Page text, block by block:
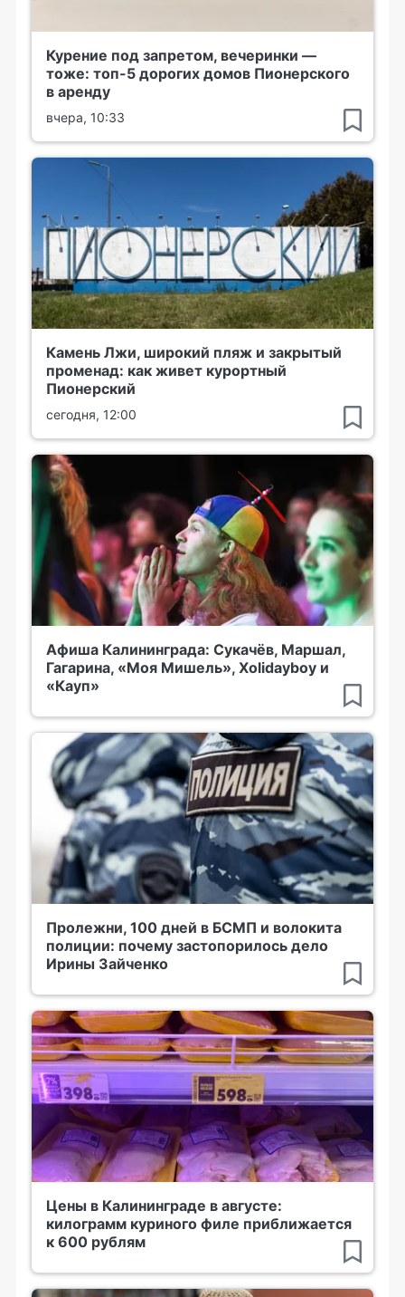
Курение под запретом, вечеринки —
тоже: топ-5 дорогих домов Пионерского
в аренду
вчера, 10:33
Камень Лжи, широкий пляж и закрытый
променад: как живет курортный
Пионерский
сегодня, 12:00
Афиша Калининграда: Сукачёв, Маршал,
Гагарина, «Моя Мишель», Xolidayboy и
«Кауп»
Пролежни, 100 дней в БСМП и волокита
полиции: почему застопорилось дело
Ирины Зайченко
Цены в Калининграде в августе:
килограмм куриного филе приближается
к 600 рублям